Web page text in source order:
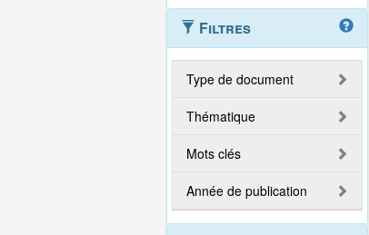
Filtres
Type de document
Thématique
Mots clés
Année de publication